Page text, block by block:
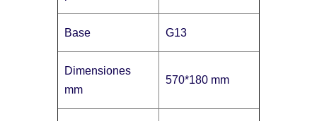
Base G13
Dimensiones
mm
570*180 mm